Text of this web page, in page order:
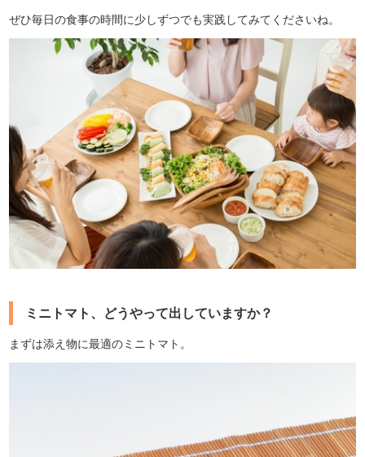
ぜひ毎日の食事の時間に少しずつでも実践してみてくださいね。
ミニトマト、どうやって出していますか？
まずは添え物に最適のミニトマト。